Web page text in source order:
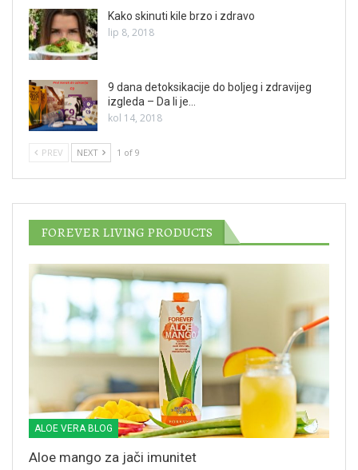
Kako skinuti kile brzo i zdravo
lip 8, 2018
9 dana detoksikacije do boljeg i zdravijeg
izgleda – Da li je…
kol 14, 2018
PREV NEXT 1 of 9
FOREVER LIVING PRODUCTS
ALOE VERA BLOG
Aloe mango za jači imunitet